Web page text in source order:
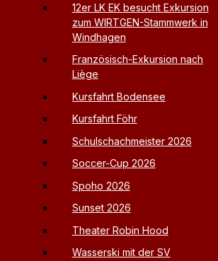
12er LK EK besucht Exkursion
zum WIRTGEN-Stammwerk in
Windhagen
Französisch-Exkursion nach
Liège
Kursfahrt Bodensee
Kursfahrt Föhr
Schulschachmeister 2026
Soccer-Cup 2026
Spoho 2026
Sunset 2026
Theater Robin Hood
Wasserski mit der SV